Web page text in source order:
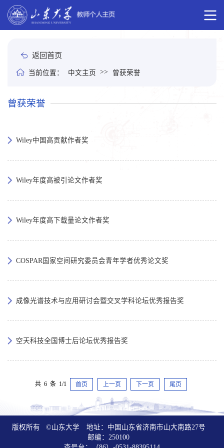
当前位置： 中文主页 >> 曾获荣誉
返回首页
曾获荣誉
Wiley中国高贡献作者奖
Wiley年度高被引论文作者奖
Wiley年度高下载量论文作者奖
COSPAR国家空间研究委员会青年学者优秀论文奖
成像光谱技术与应用研讨会暨交叉学科论坛优秀报告奖
空天科技全国博士后论坛优秀报告奖
共 6 条 1/1 首页 上一页 下一页 尾页
版权所有 ©山东大学 地址：中国山东省济南市山大南路27号
邮编：250100